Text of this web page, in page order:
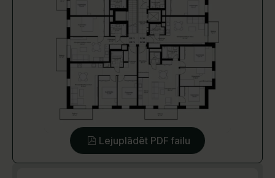
Lejuplādēt PDF failu